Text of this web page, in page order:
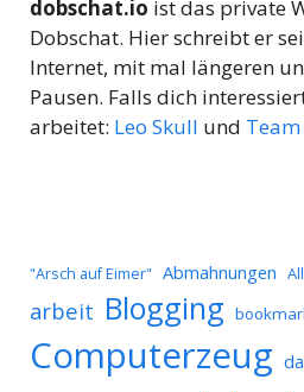
dobschat.io ist das private
Dobschat. Hier schreibt er
Internet, mit mal längeren
Pausen. Falls dich
arbeitet: Leo Skull und
"Arsch auf Eimer" Abmahnungen
arbeit Blogging
Computerzeug